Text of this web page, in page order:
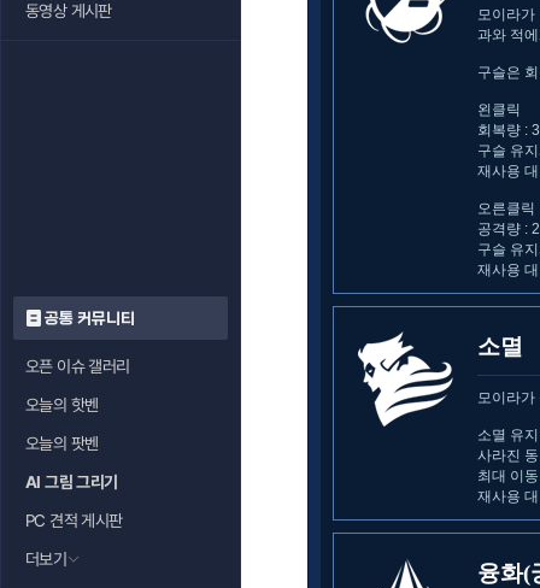
동영상 게시판
공통 커뮤니티
오픈 이슈 갤러리
오늘의 핫벤
오늘의 팟벤
AI 그림 그리기
PC 견적 게시판
더보기
모이라가
과와 적
구슬은
왼클릭
회복량 :
구슬 유
재사용
오른클릭
공격량 :
구슬 유
재사용
소멸
모이라가
소멸 유
사라진
최대 이
재사용
융화(